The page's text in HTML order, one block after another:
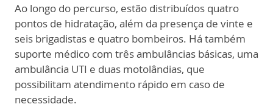
Ao longo do percurso, estão distribuídos quatro
pontos de hidratação, além da presença de vinte e
seis brigadistas e quatro bombeiros. Há também
suporte médico com três ambulâncias básicas, uma
ambulância UTI e duas motolândias, que
possibilitam atendimento rápido em caso de
necessidade.